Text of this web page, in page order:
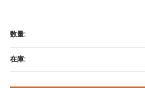
数量:
在庫: